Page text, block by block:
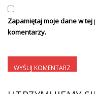
Zapamiętaj moje dane w
komentarzy.